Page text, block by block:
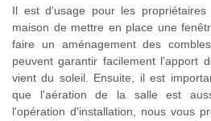
Il est d'usage pour les
maison de mettre en place une
faire un aménagement des
peuvent garantir facilement l'apport
vient du soleil. Ensuite, il est
que l'aération de la salle est
l'opération d'installation, nous vous